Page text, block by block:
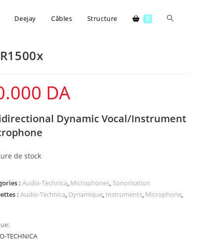
Deejay Câbles Structure 0
DA
Dynamic Vocal/Instrument
de stock
: Audio-Technica, Microphones, Sonorisation
: Audio-Technica, Dynamique, Instruments, Microphone,
TECHNICA